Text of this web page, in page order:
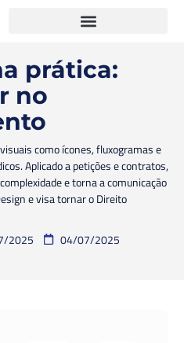
prática:
no
como ícones, fluxogramas e
Aplicado a petições e contratos,
e torna a comunicação
e visa tornar o Direito
2025
04/07/2025